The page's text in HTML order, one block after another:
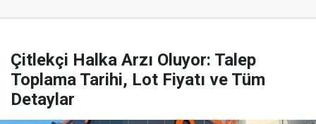
Çitlekçi Halka Arzı Oluyor: Talep
Toplama Tarihi, Lot Fiyatı ve Tüm
Detaylar